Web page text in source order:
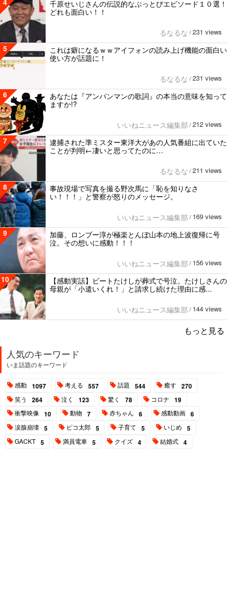
千原せいじさんの伝説的なぶっとびエピソード１０選！
どれも面白い！！
るなるな / 231 views
5
これは癖になるｗｗアイフォンの読み上げ機能の面白い
使い方が話題に！
るなるな / 231 views
6
あなたは『アンパンマンの歌詞』の本当の意味を知って
ますか!?
いいねニュース編集部 / 212 views
7
逮捕された準ミスター東洋大があの人気番組に出ていた
ことが判明←凄いと思ってたのに…
るなるな / 211 views
8
事故現場で写真を撮る野次馬に「恥を知りなさ
い！！！」と警察が怒りのメッセージ。
いいねニュース編集部 / 169 views
9
加藤、ロンブー淳が極楽とんぼ山本の地上波復帰に号
泣。その想いに感動！！！
いいねニュース編集部 / 156 views
10
【感動実話】ビートたけしが葬式で号泣。たけしさんの
母親が「小遣いくれ！」と請求し続けた理由に感...
いいねニュース編集部 / 144 views
もっと見る
人気のキーワード
いま話題のキーワード
感動 1097 考える 557 話題 544 癒す 270
笑う 264 泣く 123 驚く 78 コロナ 19
衝撃映像 10 動物 7 赤ちゃん 6 感動動画 6
涙腺崩壊 5 ピコ太郎 5 子育て 5 いじめ 5
GACKT 5 満員電車 5 クイズ 4 結婚式 4